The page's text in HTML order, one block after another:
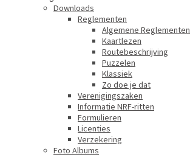
Downloads
Reglementen
Algemene Reglementen
Kaartlezen
Routebeschrijving
Puzzelen
Klassiek
Zo doe je dat
Verenigingszaken
Informatie NRF-ritten
Formulieren
Licenties
Verzekering
Foto Albums